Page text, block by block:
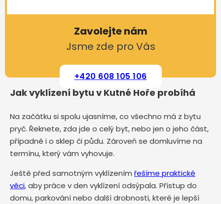
Zavolejte nám
Jsme zde pro Vás
+420 608 105 106
Jak vyklízení bytu v Kutné Hoře probíhá
Na začátku si spolu ujasníme, co všechno má z bytu
pryč. Řeknete, zda jde o celý byt, nebo jen o jeho část,
případně i o sklep či půdu. Zároveň se domluvíme na
termínu, který vám vyhovuje.
Ještě před samotným vyklízením řešíme praktické
věci, aby práce v den vyklízení odsýpala. Přístup do
domu, parkování nebo další drobnosti, které je lepší